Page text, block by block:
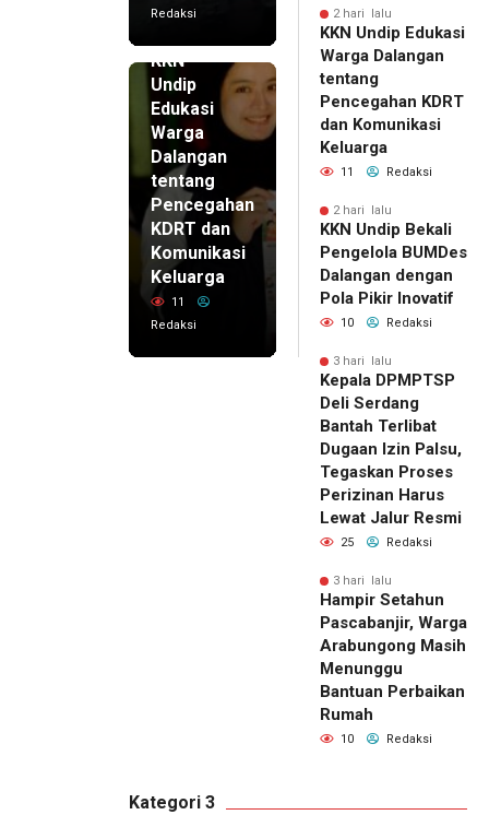
Redaksi
KKN
Undip
Edukasi
Warga
Dalangan
tentang
Pencegahan
KDRT dan
Komunikasi
Keluarga
11
Redaksi
2 hari lalu
KKN Undip Edukasi
Warga Dalangan
tentang
Pencegahan KDRT
dan Komunikasi
Keluarga
11 Redaksi
2 hari lalu
KKN Undip Bekali
Pengelola BUMDes
Dalangan dengan
Pola Pikir Inovatif
10 Redaksi
3 hari lalu
Kepala DPMPTSP
Deli Serdang
Bantah Terlibat
Dugaan Izin Palsu,
Tegaskan Proses
Perizinan Harus
Lewat Jalur Resmi
25 Redaksi
3 hari lalu
Hampir Setahun
Pascabanjir, Warga
Arabungong Masih
Menunggu
Bantuan Perbaikan
Rumah
10 Redaksi
Kategori 3